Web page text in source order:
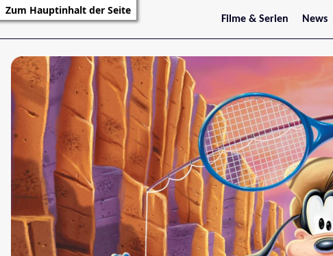
Zum Hauptinhalt der Seite
Filme & Serien
Trailer
News
Stars